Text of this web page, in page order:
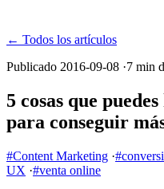
← Todos los artículos
Publicado 2016-09-08 ·7 min
5 cosas que
para conseguir
#Content Marketing ·
UX ·#venta online